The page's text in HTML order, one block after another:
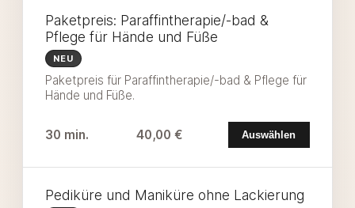
Paketpreis: Paraffintherapie/-bad &
Pflege für Hände und Füße
NEU
Paketpreis für Paraffintherapie/-bad & Pflege für
Hände und Füße.
30 min. 40,00 € Auswählen
Pediküre und Maniküre ohne Lackierung